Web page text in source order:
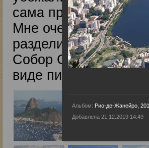
сама природа
Мне очень
разделили со мной
Собор Св.
виде пирамиды Майя
Альбом: Рио-де-Жанейро,
Добавлена 21.12.2019 14:49